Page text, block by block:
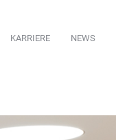
KARRIERE NEWS